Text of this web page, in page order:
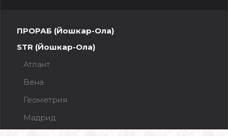
ПРОРАБ (Йошкар-Ола)
STR (Йошкар-Ола)
Атлант
Вена
Геометрия
Мадрид